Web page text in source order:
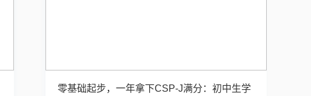
零基础起步，一年拿下CSP-J满分：初中生学